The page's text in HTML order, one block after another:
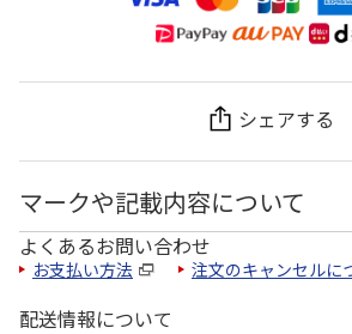
シェアする
マークや記載内容について
よくあるお問い合わせ
お支払い方法 注文のキャンセルに
配送情報について